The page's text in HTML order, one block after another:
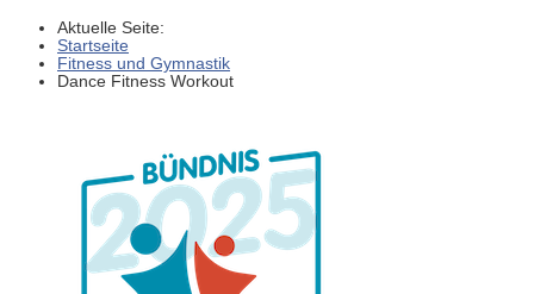
Aktuelle Seite:
Startseite
Fitness und Gymnastik
Dance Fitness Workout